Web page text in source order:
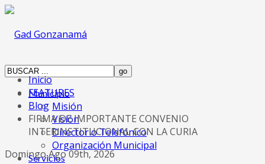
Municipio
Misión
Visión
Directorio Telefónico
Organización Municipal
Servicios
Inicio
FEATURES
Blog
FIRMA DE IMPORTANTE CONVENIO
INTERINSTITUCIONAL CON LA CURIA
Domingo Ago 09th, 2026